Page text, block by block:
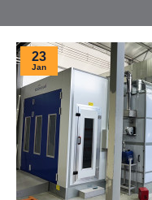
23
Jan